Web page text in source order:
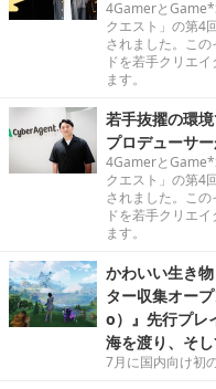
4Gamerと
クエスト」の第4
されました。こ
ドを若手クリエ
ます。
若手抜擢の環
プロデューサ
4Gamerと
クエスト」の第4
されました。こ
ドを若手クリエ
ます。
かわいい生き
ター収集オー
o）』先行プレ
海を渡り、そ
7月に国内向け初